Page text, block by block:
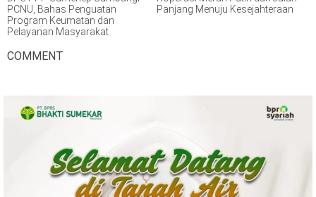
PCNU, Bahas Penguatan
Program Keumatan dan
Pelayanan Masyarakat
Panjang Menuju Kesejahteraan
COMMENT